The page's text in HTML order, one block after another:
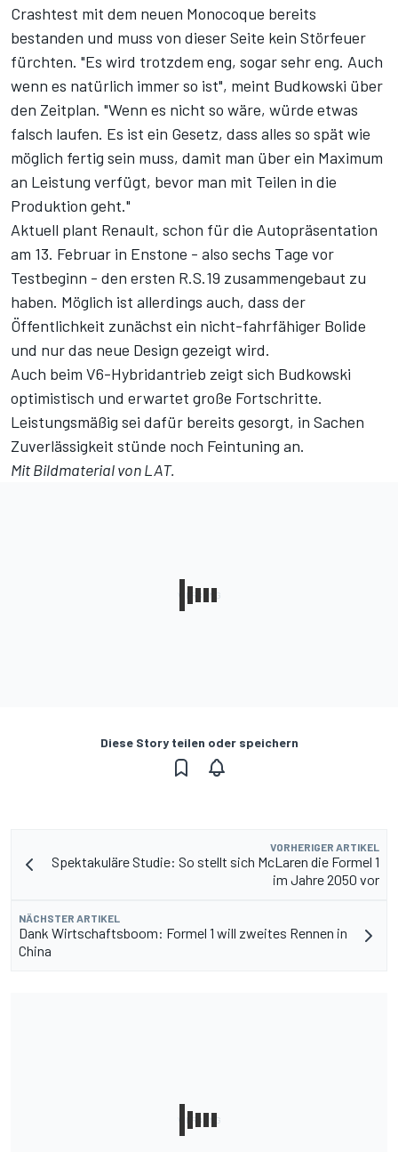
Crashtest mit dem neuen Monocoque bereits
bestanden und muss von dieser Seite kein Störfeuer
fürchten. "Es wird trotzdem eng, sogar sehr eng. Auch
wenn es natürlich immer so ist", meint Budkowski über
den Zeitplan. "Wenn es nicht so wäre, würde etwas
falsch laufen. Es ist ein Gesetz, dass alles so spät wie
möglich fertig sein muss, damit man über ein Maximum
an Leistung verfügt, bevor man mit Teilen in die
Produktion geht."
Aktuell plant Renault, schon für die Autopräsentation
am 13. Februar in Enstone - also sechs Tage vor
Testbeginn - den ersten R.S.19 zusammengebaut zu
haben. Möglich ist allerdings auch, dass der
Öffentlichkeit zunächst ein nicht-fahrfähiger Bolide
und nur das neue Design gezeigt wird.
Auch beim V6-Hybridantrieb zeigt sich Budkowski
optimistisch und erwartet große Fortschritte.
Leistungsmäßig sei dafür bereits gesorgt, in Sachen
Zuverlässigkeit stünde noch Feintuning an.
Mit Bildmaterial von LAT.
Diese Story teilen oder speichern
VORHERIGER ARTIKEL
Spektakuläre Studie: So stellt sich McLaren die Formel 1
im Jahre 2050 vor
NÄCHSTER ARTIKEL
Dank Wirtschaftsboom: Formel 1 will zweites Rennen in
China